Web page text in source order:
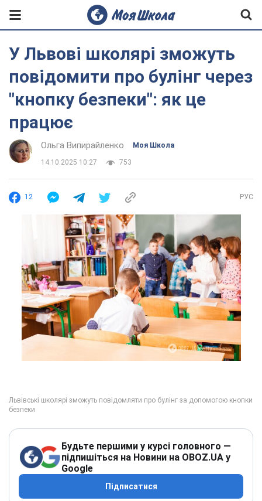
У Львові школярі зможуть
повідомити про булінг через
"кнопку безпеки": як це
працює
Ольга Випирайленко Моя Школа
14.10.2025 10:27 753
12 РУС
Будьте першими у курсі головного —
підпишіться на Новини на OBOZ.UA у
Google
Підписатися